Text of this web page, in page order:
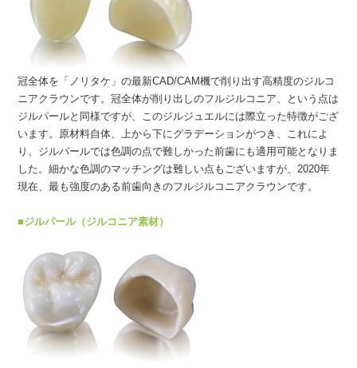
冠全体を「ノリタケ」の最新CAD/CAM機で削り出す高精度のジルコ
ニアクラウンです。冠全体が削り出しのフルジルコニア、という点は
ジルパールと同様ですが、このジルジュエルには際立った特徴がござ
います。原材料自体、上から下にグラデーションがつき、これによ
り、ジルパールでは色調の点で難しかった前歯にも適用可能となりま
した。細かな色調のマッチングは難しい点もございますが、2020年
現在、最も強度のある前歯向きのフルジルコニアクラウンです。
■ジルパール（ジルコニア素材）